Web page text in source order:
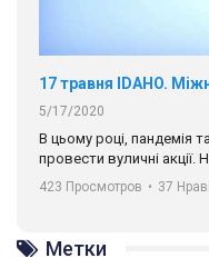
5/17/2020
В цьому році, пандемія
провести вуличні
навіть коли ми у різних
разом. Ми закликаємо
солідарності,
ГАУ є в 16 областях
Разом наш голос лунає
423 Просмотров • 37
Метки